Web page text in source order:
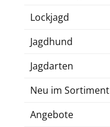
Lockjagd
Jagdhund
Jagdarten
Neu im Sortiment
Angebote